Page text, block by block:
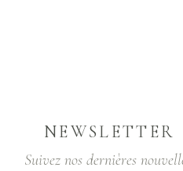
NEWSLETTER
Suivez nos dernières